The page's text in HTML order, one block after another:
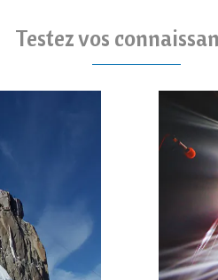
Testez vos